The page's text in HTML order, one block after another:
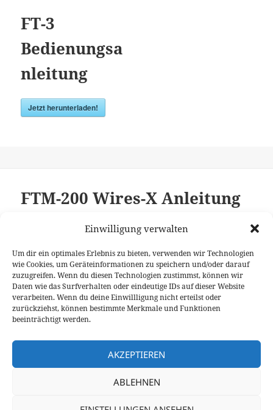
Einwilligung verwalten
Um dir ein optimales Erlebnis zu bieten, verwenden wir Technologien
wie Cookies, um Geräteinformationen zu speichern und/oder darauf
zuzugreifen. Wenn du diesen Technologien zustimmst, können wir
Daten wie das Surfverhalten oder eindeutige IDs auf dieser Website
verarbeiten. Wenn du deine Einwillligung nicht erteilst oder
zurückziehst, können bestimmte Merkmale und Funktionen
beeinträchtigt werden.
AKZEPTIEREN
ABLEHNEN
FT-3
Bedienungsa
nleitung
Jetzt herunterladen!
FTM-200 Wires-X Anleitung
FTM-200
Wires-X
Anleitung
Jetzt herunterladen!